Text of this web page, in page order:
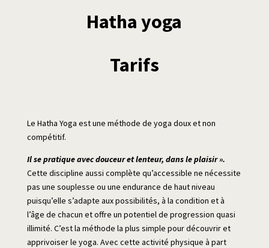
Hatha yoga
Tarifs
Le Hatha Yoga est une méthode de yoga doux et non
compétitif.
Il se pratique avec douceur et lenteur, dans le plaisir ».
Cette discipline aussi complète qu’accessible ne nécessite
pas une souplesse ou une endurance de haut niveau
puisqu’elle s’adapte aux possibilités, à la condition et à
l’âge de chacun et offre un potentiel de progression quasi
illimité. C’est la méthode la plus simple pour découvrir et
apprivoiser le yoga. Avec cette activité physique à part